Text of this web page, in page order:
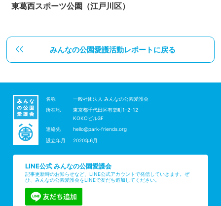
東葛西スポーツ公園（江戸川区）
みんなの公園愛護活動レポートに戻る
名称
一般社団法人 みんなの公園愛護会
所在地
東京都千代田区有楽町1-2-12
KOKOビル3F
連絡先
hello@park-friends.org
設立年月
2020年6月
LINE公式 みんなの公園愛護会
記事更新時のお知らせなど、LINE公式アカウントで発信していきます。ぜ
ひ、みんなの公園愛護会をLINEで友だち追加してください。